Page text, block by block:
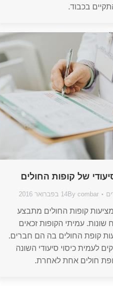
בכבוד.
של קופות החולים
By combar 14 בפברואר 2016
קופות החולים מתבצע
שונות. עמיתי הקופות זכאים
קופת החולים בה הם חברים.
לעמית כיסוי סיעודי השונה
חולים אחת לאחרת.